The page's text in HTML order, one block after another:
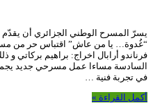
يسرّ المسرح الوطني الجزائري أن يقدّم
“غُدوة… يا من عاش” اقتباس حر من
السادسة مساءا عمل مسرحي جديد يجمع
في تجربة فنية …
أكمل القراءة »